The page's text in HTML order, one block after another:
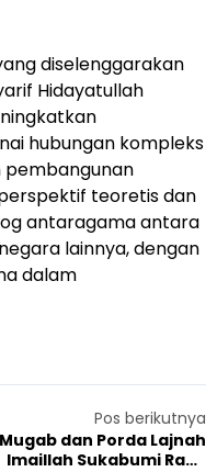
diselenggarakan
Hidayatullah
hubungan kompleks
pembangunan
teoretis dan
antaragama antara
lainnya, dengan
dalam
Pos berikutnya
Mugab dan Porda Lajnah
Imaillah Sukabumi Raya